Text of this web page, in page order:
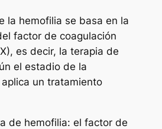
la hemofilia se basa en la
factor de coagulación
es decir, la terapia de
el estadio de la
un tratamiento
de hemofilia: el factor de